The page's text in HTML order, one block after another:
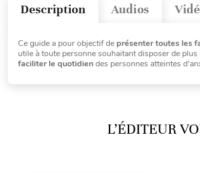
Audios
Description
Ce guide a pour objectif de présenter toutes les
utile à toute personne souhaitant disposer de
faciliter le quotidiendes personnes atteintes
L’ÉDITEUR